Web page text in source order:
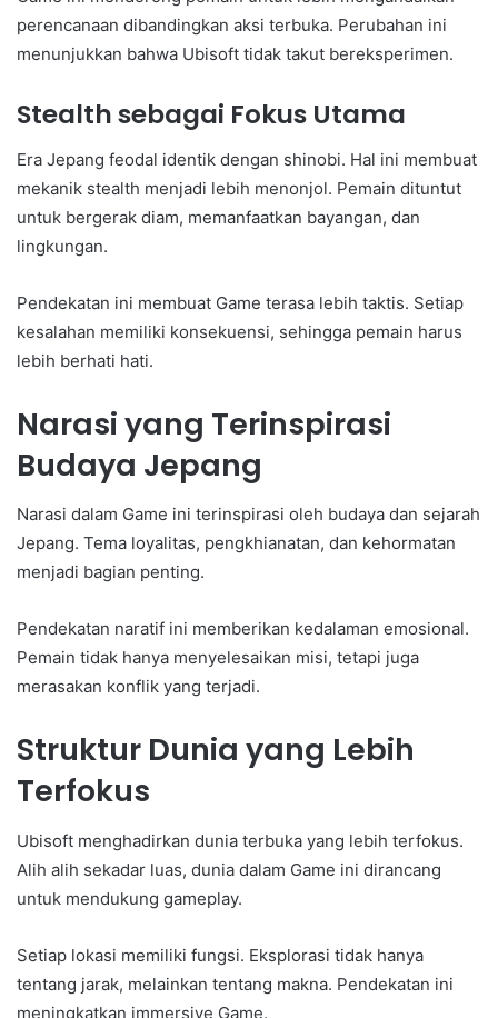
perencanaan dibandingkan aksi terbuka. Perubahan ini
menunjukkan bahwa Ubisoft tidak takut bereksperimen.
Stealth sebagai Fokus Utama
Era Jepang feodal identik dengan shinobi. Hal ini membuat
mekanik stealth menjadi lebih menonjol. Pemain dituntut
untuk bergerak diam, memanfaatkan bayangan, dan
lingkungan.
Pendekatan ini membuat Game terasa lebih taktis. Setiap
kesalahan memiliki konsekuensi, sehingga pemain harus
lebih berhati hati.
Narasi yang Terinspirasi
Budaya Jepang
Narasi dalam Game ini terinspirasi oleh budaya dan sejarah
Jepang. Tema loyalitas, pengkhianatan, dan kehormatan
menjadi bagian penting.
Pendekatan naratif ini memberikan kedalaman emosional.
Pemain tidak hanya menyelesaikan misi, tetapi juga
merasakan konflik yang terjadi.
Struktur Dunia yang Lebih
Terfokus
Ubisoft menghadirkan dunia terbuka yang lebih terfokus.
Alih alih sekadar luas, dunia dalam Game ini dirancang
untuk mendukung gameplay.
Setiap lokasi memiliki fungsi. Eksplorasi tidak hanya
tentang jarak, melainkan tentang makna. Pendekatan ini
meningkatkan immersive Game.